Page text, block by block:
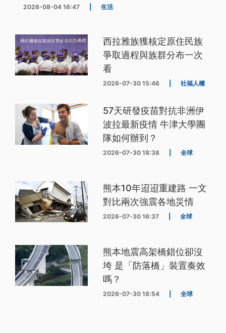
2026-08-04 16:47 生活
西拉雅族獲核定原住民族
爭取過程與族群分布一次
看
2026-07-30 15:46 社福人權
57天研發疫苗對抗非洲伊
波拉最新疫情 牛津大學團
隊如何辦到？
2026-07-30 18:38 全球
熊本10年迢迢重建路 一文
對比兩次強震各地災情
2026-07-30 16:37 全球
熊本地震高架橋錯位卻沒
垮 是「防落橋」裝置奏效
嗎？
2026-07-30 18:54 全球